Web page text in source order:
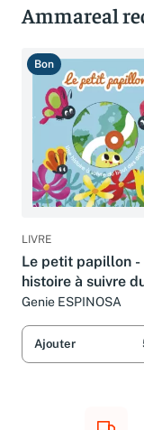
Ammareal
Bon
LIVRE
Le petit papillon -
histoire à suivre
des doigts
Genie ESPINOSA
Ajouter